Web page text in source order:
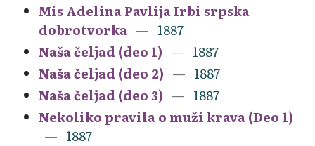
Mis Adelina Pavlija Irbi srpska
dobrotvorka
1887
Naša čeljad (deo 1)
1887
Naša čeljad (deo 2)
1887
Naša čeljad (deo 3)
1887
Nekoliko pravila o muži krava (Deo 1)
1887